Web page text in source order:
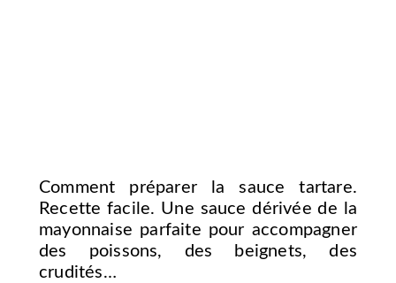
Comment préparer la sauce tartare.
Recette facile. Une sauce dérivée de la
mayonnaise parfaite pour accompagner
des poissons, des beignets, des
crudités…